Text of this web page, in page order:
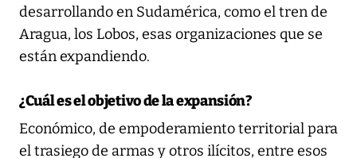
desarrollando en Sudamérica, como el tren de
Aragua, los Lobos, esas organizaciones que se
están expandiendo.
¿Cuál es el objetivo de la expansión?
Económico, de empoderamiento territorial para
el trasiego de armas y otros ilícitos, entre esos